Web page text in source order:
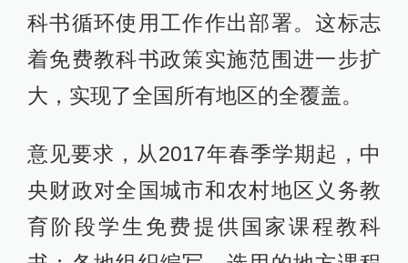
科书循环使用工作作出部署。这标志
着免费教科书政策实施范围进一步扩
大，实现了全国所有地区的全覆盖。
意见要求，从2017年春季学期起，中
央财政对全国城市和农村地区义务教
育阶段学生免费提供国家课程教科